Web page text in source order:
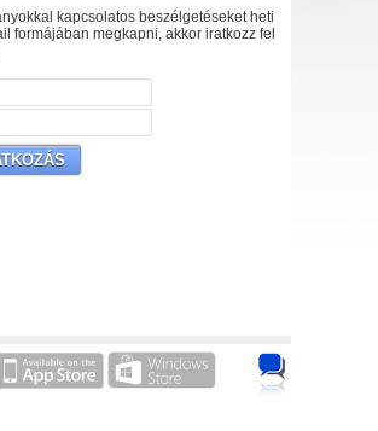
kapcsolatos beszélgetéseket heti
formájában megkapni, akkor iratkozz fel